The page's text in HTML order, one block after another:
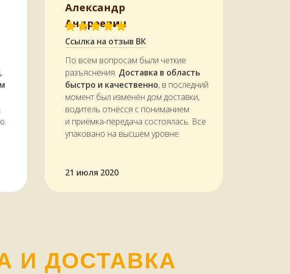
По всем вопросам были четкие
разъяснения. Доставка в область
быстро и качественно, в последний
момент был изменён дом доставки,
водитель отнёсся с пониманием
и приёмка-передача состоялась. Все
упаковано на высшем уровне.
Ссылка на отзыв ВК
Александр
Андреевич
21 июля 2020
И ДОСТАВКА